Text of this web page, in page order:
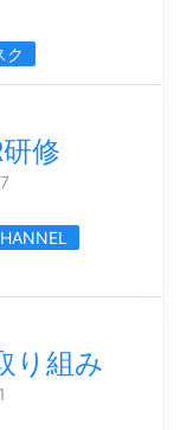
ク
修
り組み